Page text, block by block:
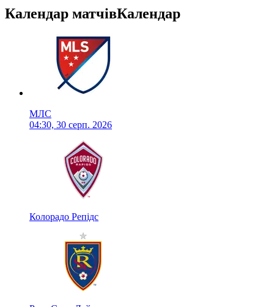
Календар матчівКалендар
МЛС
04:30, 30 серп. 2026
Колорадо Репідс